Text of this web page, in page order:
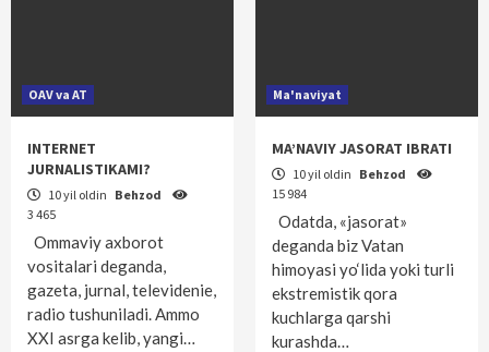
OAV va AT
INTERNET
JURNALISTIKAMI?
10 yil oldin Behzod
3 465
Ommaviy axborot
vositalari deganda,
gazeta, jurnal, televidenie,
radio tushuniladi. Ammo
XXI asrga kelib, yangi…
Ma'naviyat
MA’NAVIY JASORAT IBRATI
10 yil oldin Behzod
15 984
Odatda, «jasorat»
deganda biz Vatan
himoyasi yo‘lida yoki turli
ekstremistik qora
kuchlarga qarshi
kurashda…